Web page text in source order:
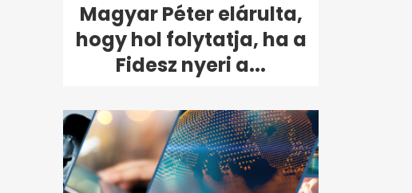
Magyar Péter elárulta,
hogy hol folytatja, ha a
Fidesz nyeri a...